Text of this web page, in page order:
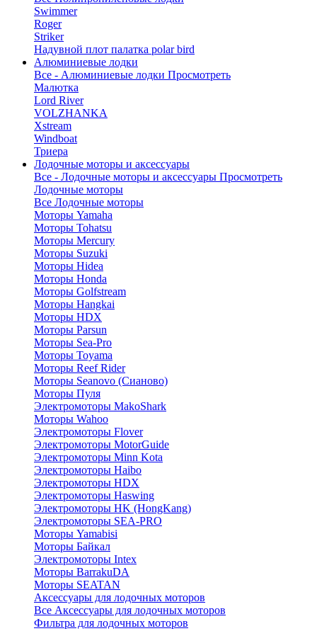
Swimmer
Roger
Striker
Надувной плот палатка polar bird
Алюминиевые лодки
Все - Алюминиевые лодки Просмотреть
Малютка
Lord River
VOLZHANKA
Xstream
Windboat
Триера
Лодочные моторы и аксессуары
Все - Лодочные моторы и аксессуары Просмотреть
Лодочные моторы
Все Лодочные моторы
Моторы Yamaha
Моторы Tohatsu
Моторы Mercury
Моторы Suzuki
Моторы Hidea
Моторы Honda
Моторы Golfstream
Моторы Hangkai
Моторы HDX
Моторы Parsun
Моторы Sea-Pro
Моторы Toyama
Моторы Reef Rider
Моторы Seanovo (Сианово)
Моторы Пуля
Электромоторы MakoShark
Моторы Wahoo
Электромоторы Flover
Электромоторы MotorGuide
Электромоторы Minn Kota
Электромоторы Haibo
Электромоторы HDX
Электромоторы Haswing
Электромоторы HK (HongKang)
Электромоторы SEA-PRO
Моторы Yamabisi
Моторы Байкал
Электромоторы Intex
Моторы BarrakuDA
Моторы SEATAN
Аксессуары для лодочных моторов
Все Аксессуары для лодочных моторов
Фильтра для лодочных моторов